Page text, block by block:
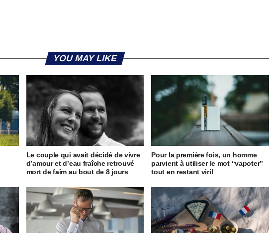
YOU MAY LIKE
Le couple qui avait décidé de vivre
d’amour et d’eau fraîche retrouvé
mort de faim au bout de 8 jours
Pour la première fois, un homme
parvient à utiliser le mot “vapoter”
tout en restant viril